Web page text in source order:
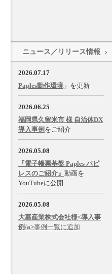
ニュース／リリース情報
2026.07.17
Paples動作環境 」を更新
2026.06.25
福岡県久留米市 様 自治体DX
導入事例をご紹介
2026.05.08
『電子帳票基盤 Paples パピ
レスのご紹介』 動画を
YouTubeに公開
2026.05.08
大嘉産業株式会社様<導入事
例/a>事例一覧に追加